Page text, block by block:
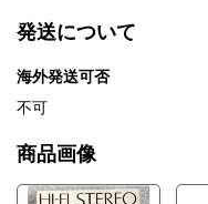
発送について
海外発送可否
不可
商品画像